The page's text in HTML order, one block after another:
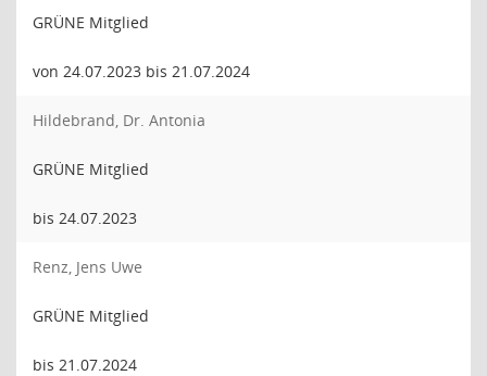
GRÜNE Mitglied
von 24.07.2023 bis 21.07.2024
Hildebrand, Dr. Antonia
GRÜNE Mitglied
bis 24.07.2023
Renz, Jens Uwe
GRÜNE Mitglied
bis 21.07.2024